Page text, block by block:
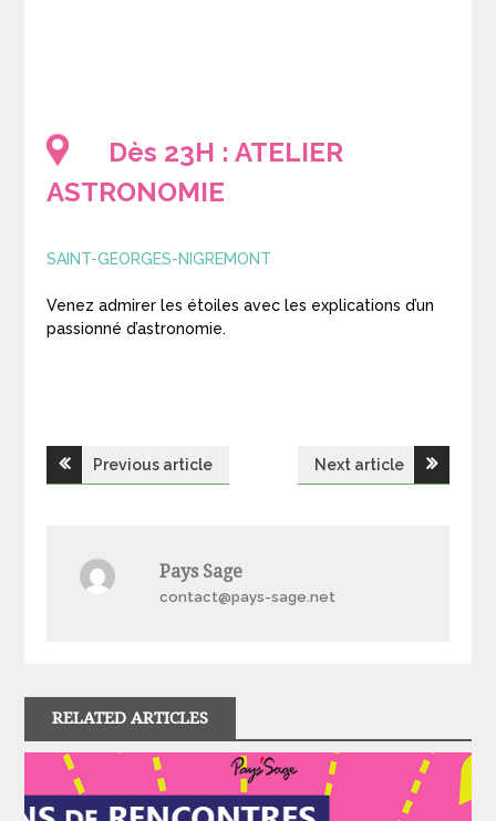
Dès 23H : ATELIER
ASTRONOMIE
SAINT-GEORGES-NIGREMONT
Venez admirer les étoiles avec les explications d’un
passionné d’astronomie.
Navigation
l’article
Previous article Next article
Pays Sage
contact@pays-sage.net
RELATED ARTICLES